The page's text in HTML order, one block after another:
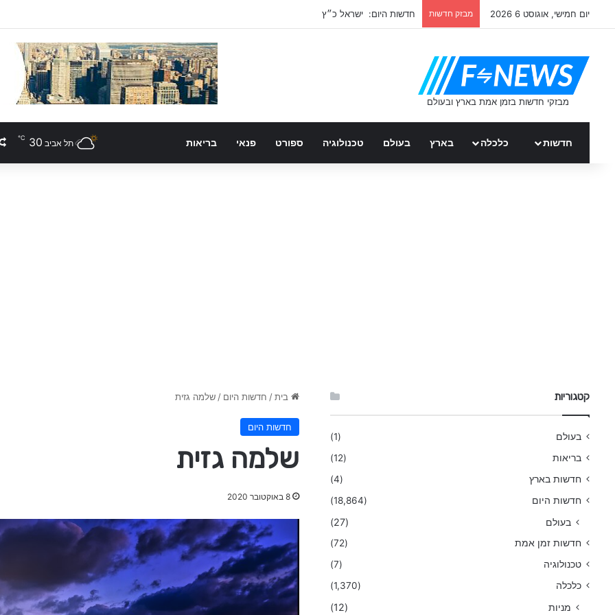
יום חמישי, אוגוסט 6 2026 מבזק חדשות חדשות היום: ישראל כ״ץ
חדשות כלכלה בארץ בעולם טכנולוגיה ספורט פנאי בריאות תל אביב 30
℃
בית / חדשות היום / שלמה גזית
חדשות היום
שלמה גזית
8 באוקטובר 2020
קטגוריות
בעולם
(1)
בריאות
(12)
חדשות בארץ
(4)
חדשות היום
(18,864)
בעולם (27)
חדשות זמן אמת
(72)
טכנולוגיה
(7)
כלכלה
(1,370)
מניות (12)